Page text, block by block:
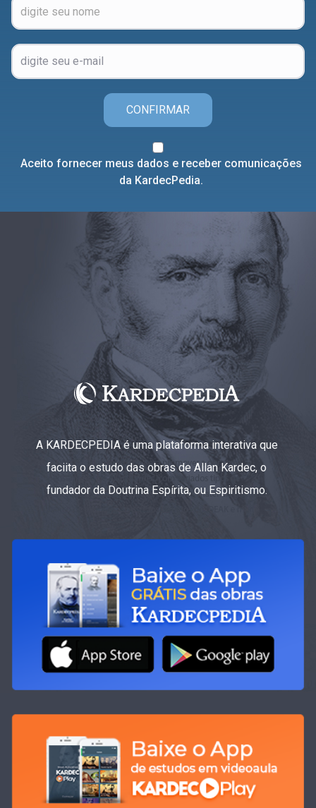
CONFIRMAR
Aceito fornecer meus dados e receber comunicações
da KardecPedia.
A KARDECPEDIA é uma plataforma interativa que
faciita o estudo das obras de Allan Kardec, o
fundador da Doutrina Espírita, ou Espiritismo.